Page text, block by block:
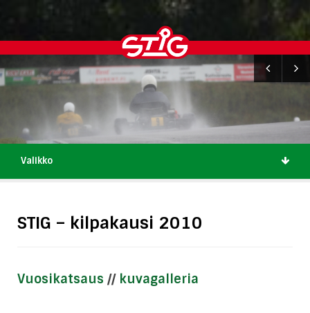
Valikko
STIG – kilpakausi 2010
Vuosikatsaus // kuvagalleria